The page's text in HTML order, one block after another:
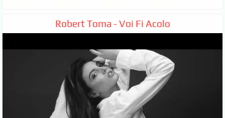
Robert Toma - Voi Fi Acolo